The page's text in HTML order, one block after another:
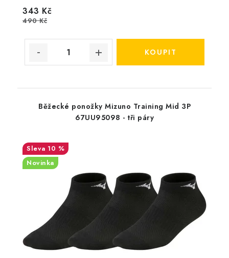
343 Kč
490 Kč
Běžecké ponožky Mizuno Training Mid 3P
67UU95098 - tři páry
10 %
Novinka